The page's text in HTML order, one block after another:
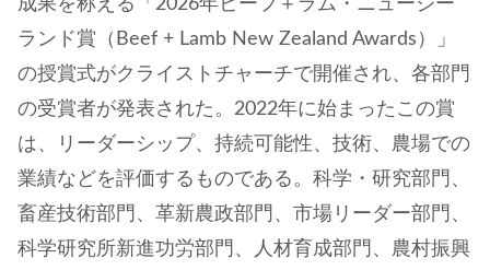
成果を称える「2026年ビーフ＋ラム・ニュージー
ランド賞（Beef + Lamb New Zealand Awards）」
の授賞式がクライストチャーチで開催され、各部門
の受賞者が発表された。2022年に始まったこの賞
は、リーダーシップ、持続可能性、技術、農場での
業績などを評価するものである。科学・研究部門、
畜産技術部門、革新農政部門、市場リーダー部門、
科学研究所新進功労部門、人材育成部門、農村振興